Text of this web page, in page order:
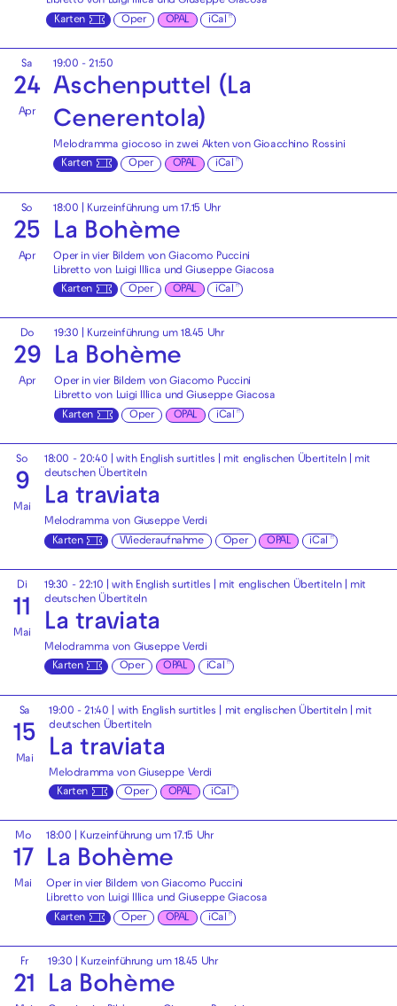
Karten
Oper OPAL iCal
Sa
24
Apr
19:00 - 21:50
Aschenputtel (La
Cenerentola)
Melodramma giocoso in zwei Akten von Gioacchino Rossini
Karten
Oper OPAL iCal
So
25
Apr
18:00 | Kurzeinführung um 17.15 Uhr
La Bohème
Oper in vier Bildern von Giacomo Puccini
Libretto von Luigi Illica und Giuseppe Giacosa
Karten
Oper OPAL iCal
Do
29
Apr
19:30 | Kurzeinführung um 18.45 Uhr
La Bohème
Oper in vier Bildern von Giacomo Puccini
Libretto von Luigi Illica und Giuseppe Giacosa
Karten
Oper OPAL iCal
So
9
Mai
18:00 - 20:40 |with English surtitles | mit englischen Übertiteln| mit
deutschen Übertiteln
La traviata
Melodramma von Giuseppe Verdi
Karten
Wiederaufnahme Oper OPAL iCal
Di
11
Mai
19:30 - 22:10 |with English surtitles | mit englischen Übertiteln| mit
deutschen Übertiteln
La traviata
Melodramma von Giuseppe Verdi
Karten
Oper OPAL iCal
Sa
15
Mai
19:00 - 21:40 with English surtitles | mit englischen Übertiteln| mit
deutschen Übertiteln
La traviata
Melodramma von Giuseppe Verdi
Karten
Oper OPAL iCal
Mo
17
Mai
18:00 | Kurzeinführung um 17.15 Uhr
La Bohème
Oper in vier Bildern von Giacomo Puccini
Libretto von Luigi Illica und Giuseppe Giacosa
Karten
Oper OPAL iCal
Fr
21
19:30 | Kurzeinführung um 18.45 Uhr
La Bohème